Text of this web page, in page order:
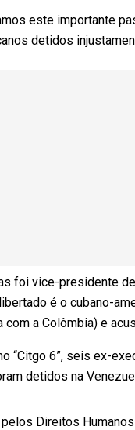
este importante
detidos
foi vice-presidente
é o cubano-
com a Colômbia) e
“Citgo 6”, seis ex-
detidos na
pelos Direitos